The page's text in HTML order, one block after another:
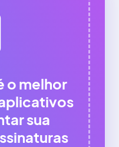
o melhor
sua